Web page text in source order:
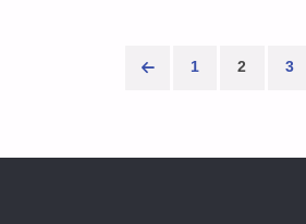
der
1 2 3